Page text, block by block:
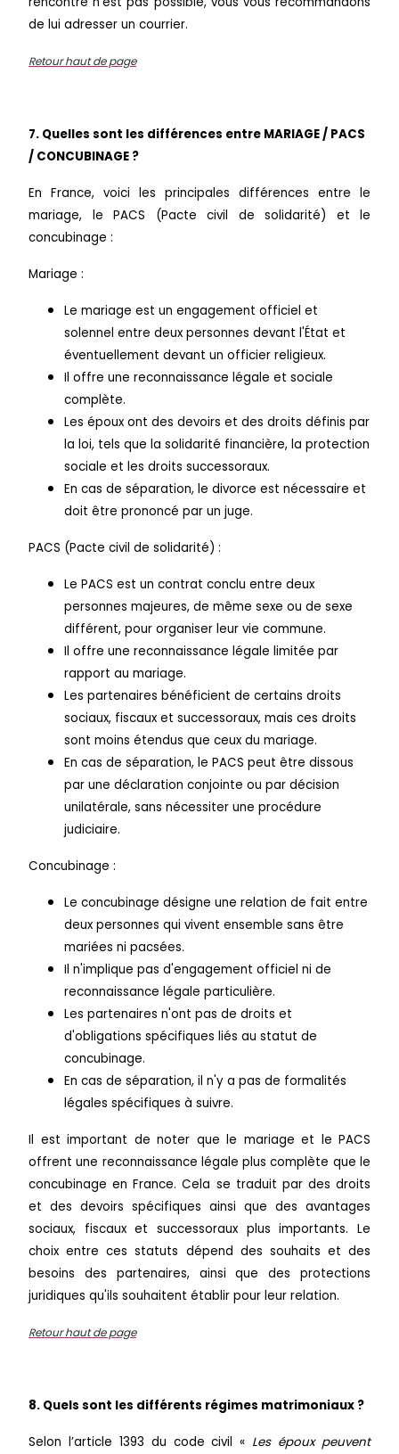
de lui adresser un courrier.
Retour haut de page
7. Quelles sont les différences entre MARIAGE / PACS
/ CONCUBINAGE ?
En France, voici les principales différences entre le
mariage, le PACS (Pacte civil de solidarité) et le
concubinage :
Mariage :
Le mariage est un engagement officiel et
solennel entre deux personnes devant l'État et
éventuellement devant un officier religieux.
Il offre une reconnaissance légale et sociale
complète.
Les époux ont des devoirs et des droits définis par
la loi, tels que la solidarité financière, la protection
sociale et les droits successoraux.
En cas de séparation, le divorce est nécessaire et
doit être prononcé par un juge.
PACS (Pacte civil de solidarité) :
Le PACS est un contrat conclu entre deux
personnes majeures, de même sexe ou de sexe
différent, pour organiser leur vie commune.
Il offre une reconnaissance légale limitée par
rapport au mariage.
Les partenaires bénéficient de certains droits
sociaux, fiscaux et successoraux, mais ces droits
sont moins étendus que ceux du mariage.
En cas de séparation, le PACS peut être dissous
par une déclaration conjointe ou par décision
unilatérale, sans nécessiter une procédure
judiciaire.
Concubinage :
Le concubinage désigne une relation de fait entre
deux personnes qui vivent ensemble sans être
mariées ni pacsées.
Il n'implique pas d'engagement officiel ni de
reconnaissance légale particulière.
Les partenaires n'ont pas de droits et
d'obligations spécifiques liés au statut de
concubinage.
En cas de séparation, il n'y a pas de formalités
légales spécifiques à suivre.
Il est important de noter que le mariage et le PACS
offrent une reconnaissance légale plus complète que le
concubinage en France. Cela se traduit par des droits
et des devoirs spécifiques ainsi que des avantages
sociaux, fiscaux et successoraux plus importants. Le
choix entre ces statuts dépend des souhaits et des
besoins des partenaires, ainsi que des protections
juridiques qu'ils souhaitent établir pour leur relation.
Retour haut de page
8. Quels sont les différents régimes matrimoniaux ?
Selon l’article 1393 du code civil « Les époux peuvent